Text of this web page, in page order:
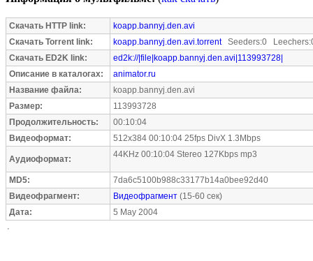
Скачать HTTP link:
koapp.bannyj.den.avi
Скачать Torrent link:
koapp.bannyj.den.avi.torrentSeeders:0
Скачать ED2K link:
ed2k://|file|koapp.bannyj.den.avi|113993728|
Описание в каталогах:
animator.ru
Название файла:
koapp.bannyj.den.avi
Размер:
113993728
Продолжительность:
00:10:04
Видеоформат:
512x384 00:10:04 25fps DivX 1.3Mbps
Аудиоформат: 44KHz 00:10:04 Stereo 127Kbps mp3
MD5:
7da6c5100b988c33177b14a0bee92d40
Видеофрагмент:
Видеофрагмент (15-60 сек)
Дата:
5 May 2004